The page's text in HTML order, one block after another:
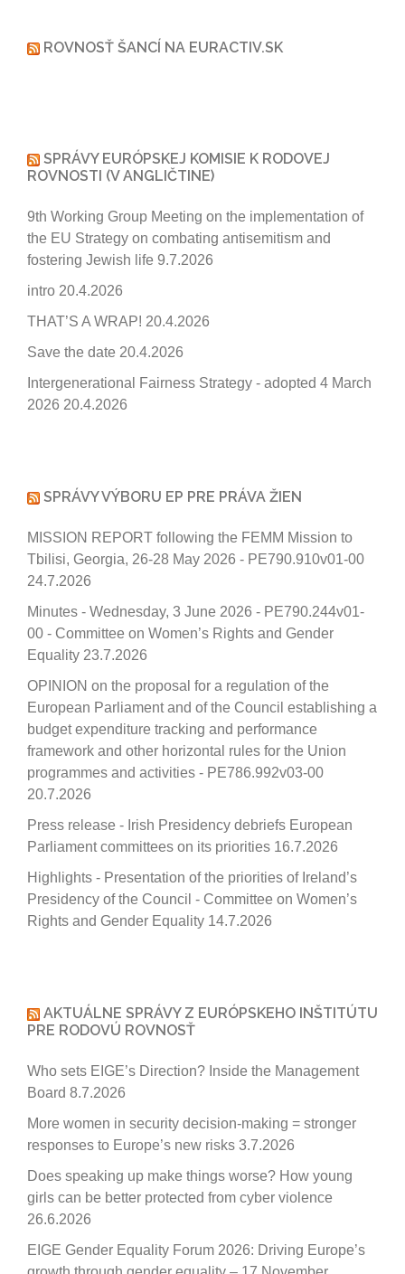
ROVNOSŤ ŠANCÍ NA EURACTIV.SK
SPRÁVY EURÓPSKEJ KOMISIE K RODOVEJ
ROVNOSTI (V ANGLIČTINE)
9th Working Group Meeting on the implementation of
the EU Strategy on combating antisemitism and
fostering Jewish life 9.7.2026
intro 20.4.2026
THAT’S A WRAP! 20.4.2026
Save the date 20.4.2026
Intergenerational Fairness Strategy - adopted 4 March
2026 20.4.2026
SPRÁVY VÝBORU EP PRE PRÁVA ŽIEN
MISSION REPORT following the FEMM Mission to
Tbilisi, Georgia, 26-28 May 2026 - PE790.910v01-00
24.7.2026
Minutes - Wednesday, 3 June 2026 - PE790.244v01-
00 - Committee on Women’s Rights and Gender
Equality 23.7.2026
OPINION on the proposal for a regulation of the
European Parliament and of the Council establishing a
budget expenditure tracking and performance
framework and other horizontal rules for the Union
programmes and activities - PE786.992v03-00
20.7.2026
Press release - Irish Presidency debriefs European
Parliament committees on its priorities 16.7.2026
Highlights - Presentation of the priorities of Ireland’s
Presidency of the Council - Committee on Women’s
Rights and Gender Equality 14.7.2026
AKTUÁLNE SPRÁVY Z EURÓPSKEHO INŠTITÚTU
PRE RODOVÚ ROVNOSŤ
Who sets EIGE’s Direction? Inside the Management
Board 8.7.2026
More women in security decision-making = stronger
responses to Europe’s new risks 3.7.2026
Does speaking up make things worse? How young
girls can be better protected from cyber violence
26.6.2026
EIGE Gender Equality Forum 2026: Driving Europe’s